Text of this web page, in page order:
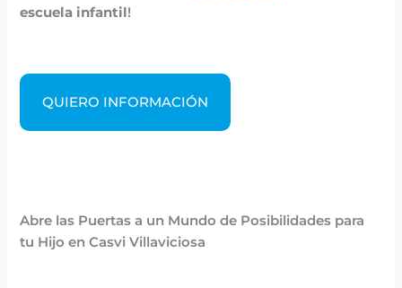
escuela infantil!
QUIERO INFORMACIÓN
Abre las Puertas a un Mundo de Posibilidades para
tu Hijo en Casvi Villaviciosa